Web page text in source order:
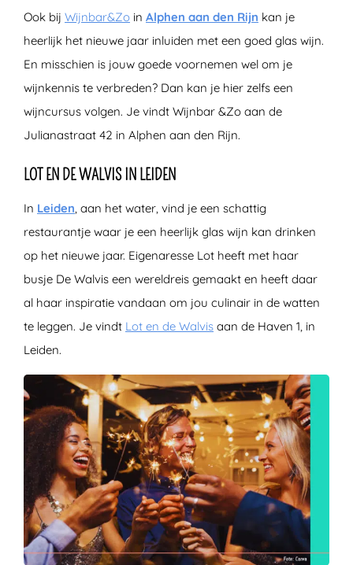
Ook bij Wijnbar&Zo in Alphen aan den Rijn kan je
heerlijk het nieuwe jaar inluiden met een goed glas wijn.
En misschien is jouw goede voornemen wel om je
wijnkennis te verbreden? Dan kan je hier zelfs een
wijncursus volgen. Je vindt Wijnbar &Zo aan de
Julianastraat 42 in Alphen aan den Rijn.
LOT EN DE WALVIS IN LEIDEN
In Leiden, aan het water, vind je een schattig
restaurantje waar je een heerlijk glas wijn kan drinken
op het nieuwe jaar. Eigenaresse Lot heeft met haar
busje De Walvis een wereldreis gemaakt en heeft daar
al haar inspiratie vandaan om jou culinair in de watten
te leggen. Je vindt Lot en de Walvis aan de Haven 1, in
Leiden.